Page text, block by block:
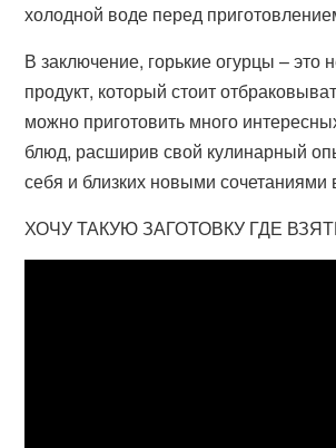
холодной воде перед
В заключение, горькие огурцы – это
продукт, который стоит
можно приготовить много
блюд, расширив свой кулинарный
себя и близких новыми сочетаниями
ХОЧУ ТАКУЮ ЗАГОТОВКУ ГДЕ